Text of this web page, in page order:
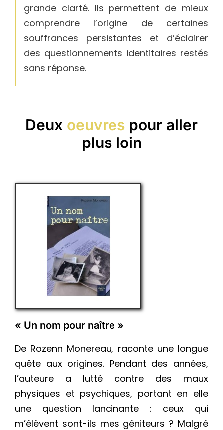
grande clarté. Ils permettent de mieux
comprendre l’origine de certaines
souffrances persistantes et d’éclairer
des questionnements identitaires restés
sans réponse.
Deux oeuvres pour aller
plus loin
« Un nom pour naître »
De Rozenn Monereau, raconte une longue
quête aux origines. Pendant des années,
l’auteure a lutté contre des maux
physiques et psychiques, portant en elle
une question lancinante : ceux qui
m’élèvent sont-ils mes géniteurs ? Malgré